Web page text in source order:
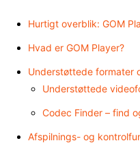
Hurtigt overblik: GOM
Hvad er GOM Player?
Understøttede formater
Understøttede
Codec Finder – find
Afspilnings- og